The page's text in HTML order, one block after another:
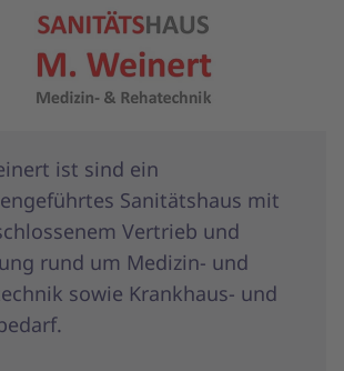
ist sind ein
Sanitätshaus mit
Vertrieb und
rund um Medizin- und
sowie Krankhaus- und